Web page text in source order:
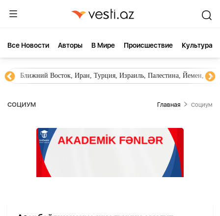
Все Новости Aвторы В Мире Происшествие Культура
Ближний Восток, Иран, Турция, Израиль, Палестина, Йемен,
СОЦИУМ Главная Социум